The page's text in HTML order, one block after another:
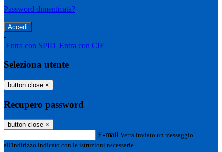
Password dimenticata?
-
Entra con SPID Entra con CIE
Seleziona utente
button close ×
Recupero password
button close ×
E-mail Verrà inviato un messaggio
all'indirizzo indicato con le istruzioni necessarie.